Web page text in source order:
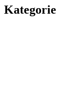
Kategorie